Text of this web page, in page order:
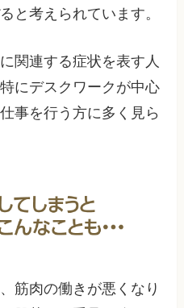
と考えられています。
関連する症状を表す人
にデスクワークが中心
事を行う方に多く見ら
筋肉の働きが悪くなり